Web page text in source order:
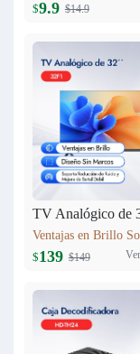
$9.9 $14.9
$139 $149